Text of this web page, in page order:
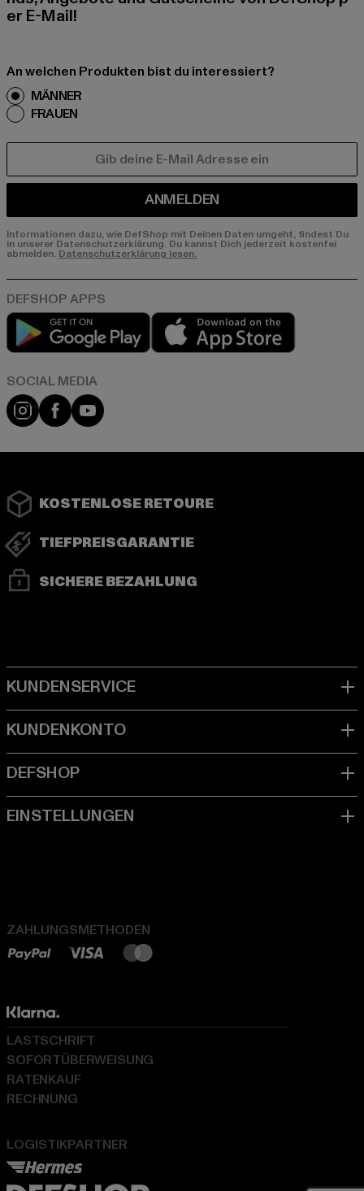
er E-Mail!
An welchen Produkten bist du interessiert?
MÄNNER
FRAUEN
ANMELDEN
Informationen dazu, wie DefShop mit Deinen Daten umgeht, findest Du
in unserer Datenschutzerklärung. Du kannst Dich jederzeit kostenfei
abmelden. Datenschutzerklärung lesen.
Play market
Instagram
FacebookYouTube
KOSTENLOSE RETOURE
TIEFPREISGARANTIE
SICHERE BEZAHLUNG
ZAHLUNGSMETHODEN
LOGISTIKPARTNER
LASTSCHRIFT
SOFORTÜBERWEISUNG
RATENKAUF
RECHNUNG